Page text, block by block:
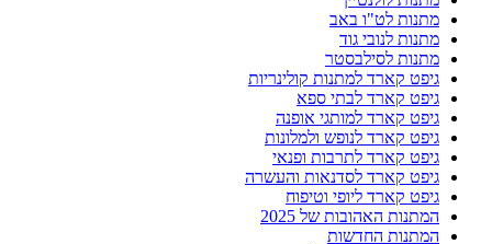
מתנות לט"ו באב
מתנות לנובי גוד
מתנות לסילבסטר
גיפט קארד למתנות קולינריות
גיפט קארד לבתי ספא
גיפט קארד למותגי אופנה
גיפט קארד לנופש ולמלונות
גיפט קארד לתרבות ופנאי
גיפט קארד לסדנאות והעשרה
גיפט קארד ליופי וטיפוח
המתנות האהובות של 2025
המתנות החדשות